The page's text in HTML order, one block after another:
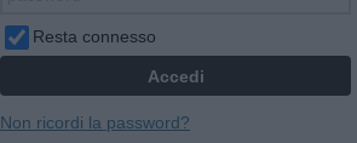
Resta connesso
Non ricordi la password?